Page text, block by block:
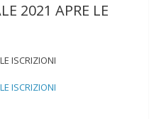
2021 APRE LE
ISCRIZIONI
ISCRIZIONI